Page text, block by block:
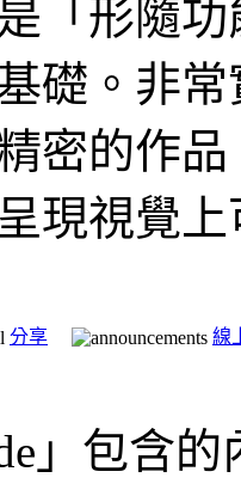
「形隨
礎。非
密的作
現視覺
分享 線
」包含